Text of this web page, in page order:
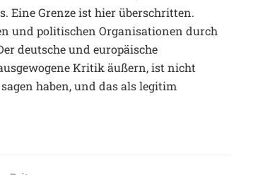
Eine Grenze ist hier überschritten.
und politischen Organisationen durch
deutsche und europäische
Kritik äußern, ist nicht
haben, und das als legitim